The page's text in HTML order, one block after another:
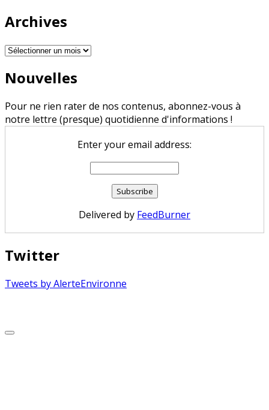
Archives
Archives
Nouvelles
Pour ne rien rater de nos contenus, abonnez-vous à
notre lettre (presque) quotidienne d'informations !
Enter your email address:
Delivered by FeedBurner
Twitter
Tweets by AlerteEnvironne
Scroll